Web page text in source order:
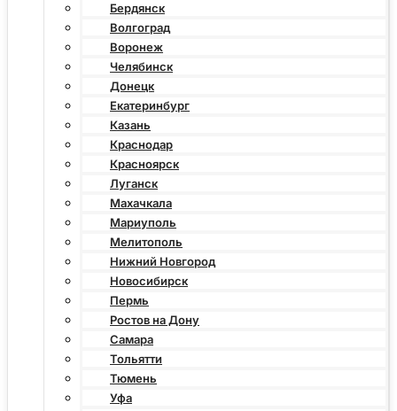
Бердянск
Волгоград
Воронеж
Челябинск
Донецк
Екатеринбург
Казань
Краснодар
Красноярск
Луганск
Махачкала
Мариуполь
Мелитополь
Нижний Новгород
Новосибирск
Пермь
Ростов на Дону
Самара
Тольятти
Тюмень
Уфа